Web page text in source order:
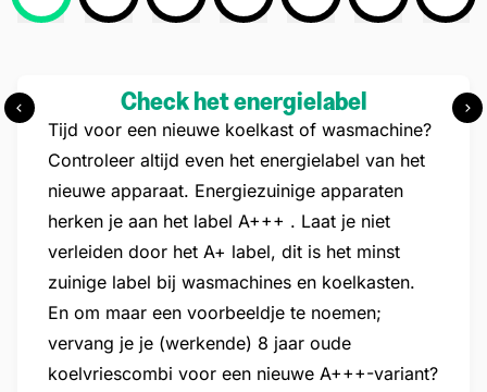
Stap 1: Check het
Check het energielabel
Tijd voor een nieuwe koelkast of wasmachine?
Controleer altijd even het energielabel van het
nieuwe apparaat. Energiezuinige apparaten
herken je aan het label A+++ . Laat je niet
verleiden door het A+ label, dit is het minst
zuinige label bij wasmachines en koelkasten.
En om maar een voorbeeldje te noemen;
vervang je je (werkende) 8 jaar oude
koelvriescombi voor een nieuwe A+++-variant?